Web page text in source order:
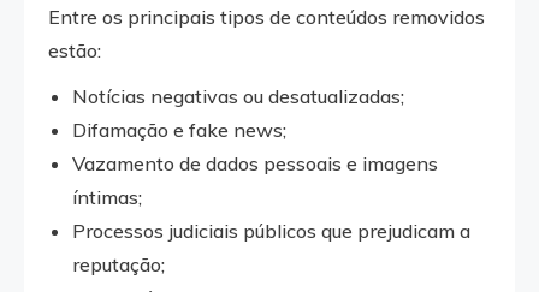
Entre os principais tipos de conteúdos removidos
estão:
Notícias negativas ou desatualizadas;
Difamação e fake news;
Vazamento de dados pessoais e imagens
íntimas;
Processos judiciais públicos que prejudicam a
reputação;